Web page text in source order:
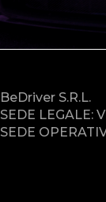
BeDriver S.r.l.
SEDE LEGALE:
SEDE